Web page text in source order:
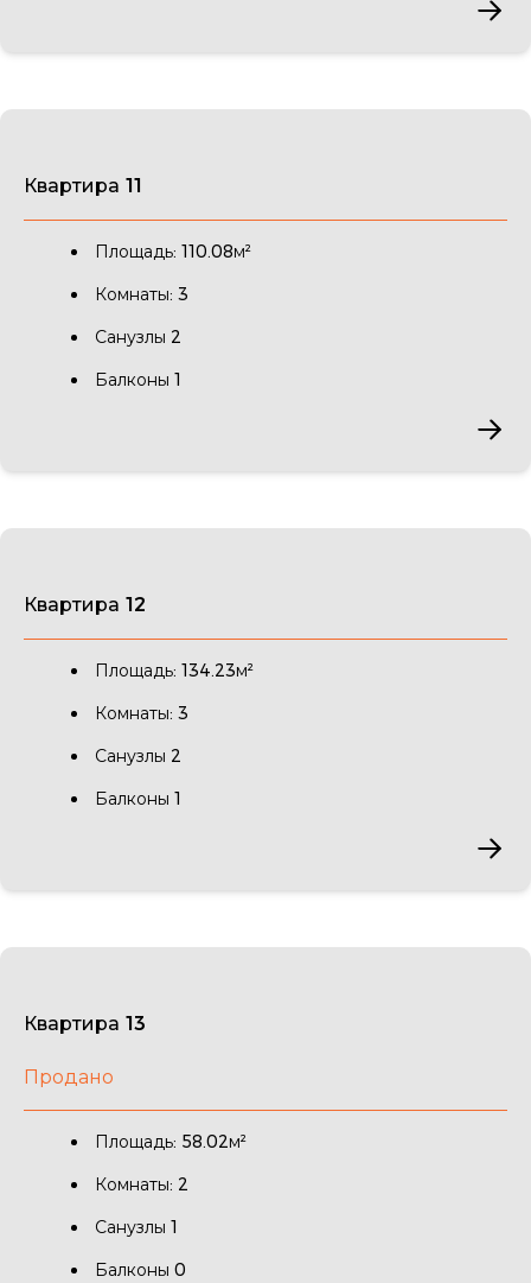
Квартира 11
Площадь: 110.08м²
Комнаты: 3
Санузлы 2
Балконы 1
Квартира 12
Площадь: 134.23м²
Комнаты: 3
Санузлы 2
Балконы 1
Квартира 13
Продано
Площадь: 58.02м²
Комнаты: 2
Санузлы 1
Балконы 0